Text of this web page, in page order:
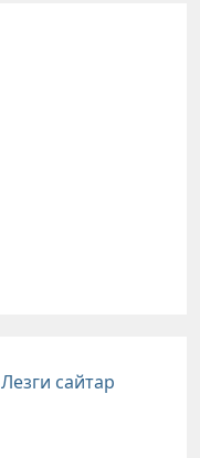
Лезги сайтар